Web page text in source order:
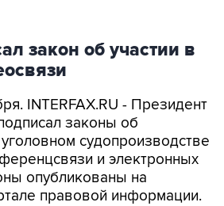
закон об участии в
INTERFAX.RU - Президент
законы об
судопроизводстве
и электронных
опубликованы на
правовой информации.